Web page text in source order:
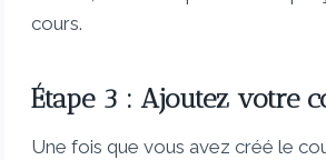
cours.
Étape 3 : Ajoutez votre
Une fois que vous avez créé le